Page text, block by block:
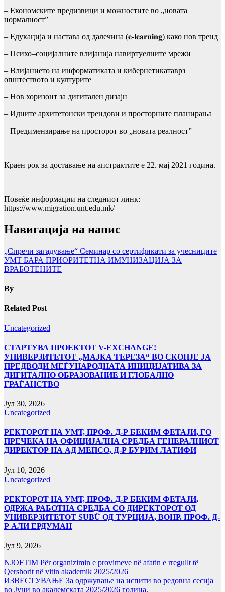
– Економските предизвици и можностите во „новата
нормалност”
– Едукација и настава од далечина (𝐞-𝐥𝐞𝐚𝐫𝐧𝐢𝐧𝐠) како нов тренд
– Психо–социјалните влијанија навиртуелните мрежи
– Влијанието на информатиката и кибернетикатаврз
општеството и културите
– Нов хоризонт за дигитален дизајн
– Идните архитетонски трендови и просторните планирања
– Предимензирање на просторот во „новата реалност”
Краен рок за доставање на апстрактите е 22. мај 2021 година.
Повеќе информации на следниот линк:
https://www.migration.unt.edu.mk/
Навигација на напис
„Спречи загадување“ Семинар со сертификати за учесниците
УМТ БАРА ПРИОРИТЕТНА ИМУНИЗАЦИЈА ЗА
ВРАБОТЕНИТЕ
By
Related Post
Uncategorized
СТАРТУВА ПРОЕКТОТ V-EXCHANGE!
УНИВЕРЗИТЕТОТ „МАЈКА ТЕРЕЗА“ ВО СКОПЈЕ ЈА
ПРЕДВОДИ МЕЃУНАРОДНАТА ИНИЦИЈАТИВА ЗА
ДИГИТАЛНО ОБРАЗОВАНИЕ И ГЛОБАЛНО
ГРАЃАНСТВО
Јул 30, 2026
Uncategorized
РЕКТОРОТ НА УМТ, ПРОФ. Д-Р БЕКИМ ФЕТАЈИ, ГО
ПРЕЧЕКА НА ОФИЦИЈАЛНА СРЕДБА ГЕНЕРАЛНИОТ
ДИРЕКТОР НА АД МЕПСО, Д-Р БУРИМ ЛАТИФИ
Јул 10, 2026
Uncategorized
РЕКТОРОТ НА УМТ, ПРОФ. Д-Р БЕКИМ ФЕТАЈИ,
ОДРЖА РАБОТНА СРЕДБА СО ДИРЕКТОРОТ ОД
УНИВЕРЗИТЕТОТ SUBÜ ОД ТУРЦИЈА, ВОНР. ПРОФ. Д-
Р АЛИ ЕРДУМАН
Јул 9, 2026
NJOFTIM Për organizimin e provimeve në afatin e rregullt të
Qershorit në vitin akademik 2025/2026
ИЗВЕСТУВАЊЕ За одржување на испити во редовна сесија
во Јуни во академската 2025/2026 година.